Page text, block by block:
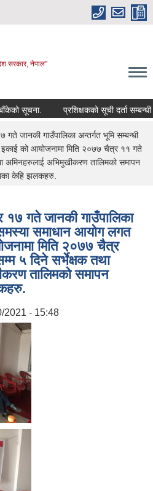
सरकार, नेपाल"
प्रशिक्षकको सूची दर्ता सम्बन्धी सूचना.
जानकी गाउँपालिका अन्तर्गत भूमि सम्बन्धी
को आयोजनामा मिति २०७७ चैत्र ११ गते
अमिनहरुलाई अभिमुखीकरण तालिमको समापन
केहि झलकहरु.
गते जानकी गाउँपालिका
समाधान आयोग लगत
मिति २०७७ चैत्र
५ दिने सर्भेक्षक तथा
तालिमको समापन
2021 - 15:48